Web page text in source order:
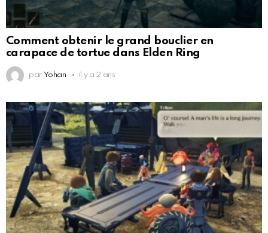
Comment obtenir le grand bouclier en
carapace de tortue dans Elden Ring
par Yohan il y a 2 ans